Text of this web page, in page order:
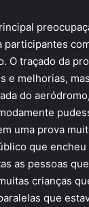
O traçado da
e melhorias,
do
uma prova
que
as pessoas
crianças
que